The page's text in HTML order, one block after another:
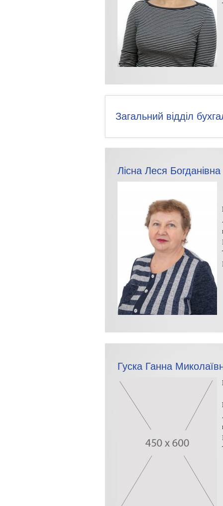
Загальний відділ
Лісна Леся Богданівна
Гуска Ганна